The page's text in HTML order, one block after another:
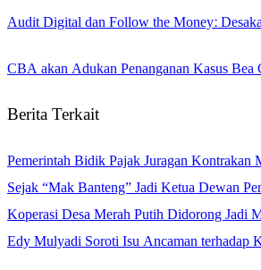
Audit Digital dan Follow the Money:
CBA akan Adukan Penanganan Kasus
Berita Terkait
Pemerintah Bidik Pajak Juragan
Sejak “Mak Banteng” Jadi Ketua Dewan
Koperasi Desa Merah Putih Didorong Jadi
Edy Mulyadi Soroti Isu Ancaman terhadap